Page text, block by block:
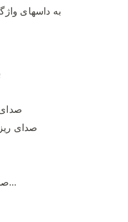
به داسهای
صدای
صدا صدا صدا تنها صداست که میماند…